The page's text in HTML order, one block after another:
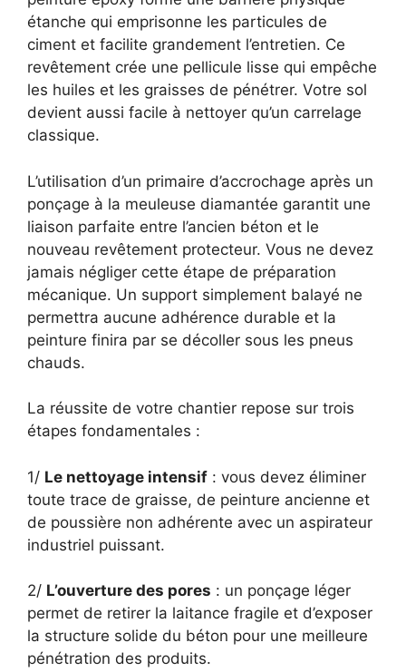
étanche qui emprisonne les particules de
ciment et facilite grandement l’entretien. Ce
revêtement crée une pellicule lisse qui empêche
les huiles et les graisses de pénétrer. Votre sol
devient aussi facile à nettoyer qu’un carrelage
classique.
L’utilisation d’un primaire d’accrochage après un
ponçage à la meuleuse diamantée garantit une
liaison parfaite entre l’ancien béton et le
nouveau revêtement protecteur. Vous ne devez
jamais négliger cette étape de préparation
mécanique. Un support simplement balayé ne
permettra aucune adhérence durable et la
peinture finira par se décoller sous les pneus
chauds.
La réussite de votre chantier repose sur trois
étapes fondamentales :
1/ Le nettoyage intensif : vous devez éliminer
toute trace de graisse, de peinture ancienne et
de poussière non adhérente avec un aspirateur
industriel puissant.
2/ L’ouverture des pores : un ponçage léger
permet de retirer la laitance fragile et d’exposer
la structure solide du béton pour une meilleure
pénétration des produits.